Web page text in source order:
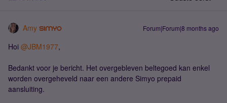
Amy Forum|Forum|8 months ago
Hoi ​ @JBM1977,
Bedankt voor je bericht. Het overgebleven beltegoed kan enkel
worden overgeheveld naar een andere Simyo prepaid
aansluiting.